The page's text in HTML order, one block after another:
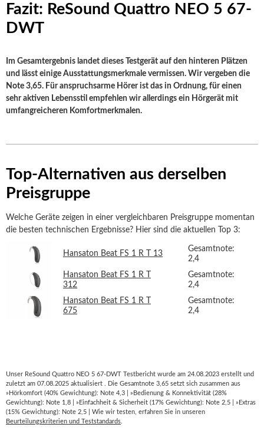
Fazit: ReSound Quattro NEO 5 67-
DWT
Im Gesamtergebnis landet dieses Testgerät auf den hinteren Plätzen
und lässt einige Ausstattungsmerkmale vermissen. Wir vergeben die
Note 3,65. Für anspruchsarme Hörer ist das in Ordnung, für einen
sehr aktiven Lebensstil empfehlen wir allerdings ein Hörgerät mit
umfangreicheren Komfortmerkmalen.
Top-Alternativen aus derselben
Preisgruppe
Welche Geräte zeigen in einer vergleichbaren Preisgruppe momentan
die besten technischen Ergebnisse? Hier sind die aktuellen Top 3:
Hansaton Beat FS 1 R T 13
Gesamtnote:
2,4
Hansaton Beat FS 1 R T
312
Gesamtnote:
2,4
Hansaton Beat FS 1 R T
675
Gesamtnote:
2,4
Unser ReSound Quattro NEO 5 67-DWT Testbericht wurde am 24.08.2023 erstellt und
zuletzt am 07.08.2025 aktualisiert . Die Gesamtnote 3,65 setzt sich zusammen aus
»Hörkomfort (40% Gewichtung): Note 4,3 | »Bedienung & Konnektivität (28%
Gewichtung): Note 1,8 | »Einfachheit & Sicherheit (17% Gewichtung): Note 2,5 | »Extras
(15% Gewichtung): Note 2,5 | Wie wir testen, erfahren Sie in unseren
Beurteilungskriterien und Teststandards